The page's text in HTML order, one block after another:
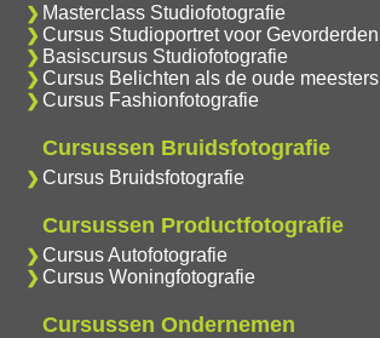
Masterclass Studiofotografie
Cursus Studioportret voor Gevorderden
Basiscursus Studiofotografie
Cursus Belichten als de oude meesters
Cursus Fashionfotografie
Cursussen Bruidsfotografie
Cursus Bruidsfotografie
Cursussen Productfotografie
Cursus Autofotografie
Cursus Woningfotografie
Cursussen Ondernemen